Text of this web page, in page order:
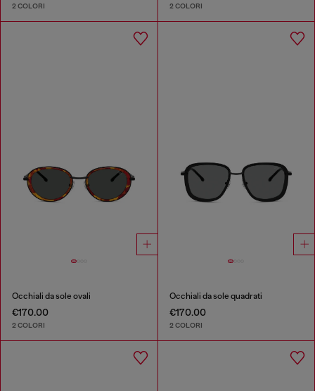
2 COLORI 2 COLORI
Occhiali da sole ovali
€170.00
2 COLORI
Occhiali da sole quadrati
€170.00
2 COLORI